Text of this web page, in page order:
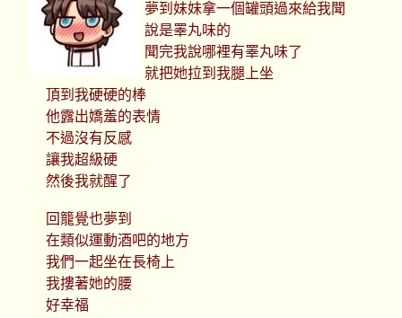
夢到妹妹拿一個罐頭過來給我聞
說是睪丸味的
聞完我說哪裡有睪丸味了
就把她拉到我腿上坐
頂到我硬硬的棒
他露出嬌羞的表情
不過沒有反感
讓我超級硬
然後我就醒了
回籠覺也夢到
在類似運動酒吧的地方
我們一起坐在長椅上
我摟著她的腰
好幸福